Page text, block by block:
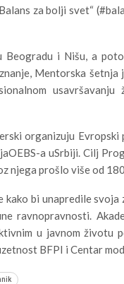
za bolji svet“
i Nišu, a
Mentorska šetnja
usavršavanju
organizuju Evropski
a uSrbiji. Cilj
njega prošlo više od
bi unapredile svoja
ravnopravnosti.
u javnom životu
BFPI i Centar